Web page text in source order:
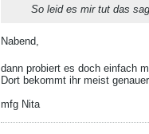
So leid es mir tut das
Nabend,
dann probiert es doch einfach
Dort bekommt ihr meist
mfg Nita